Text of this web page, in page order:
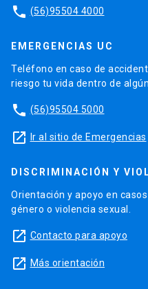
phone (56)95504 4000
EMERGENCIAS UC
Teléfono en caso de
riesgo tu vida dentro de
phone (56)95504 5000
launch Ir al sitio de Emergencias
DISCRIMINACIÓN Y
Orientación y apoyo en
género o violencia sexual.
launch Contacto para apoyo
launch Más orientación